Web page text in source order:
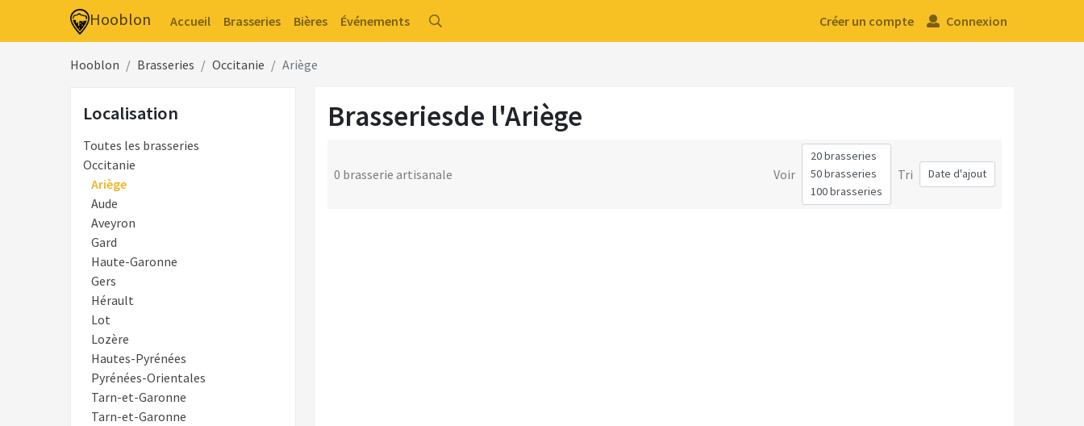
Hooblon Accueil Brasseries Bières Événements Créer un compte Connexion
Hooblon Brasseries Occitanie Ariège
Localisation
Toutes les brasseries
Occitanie
Ariège
Aude
Aveyron
Gard
Haute-Garonne
Gers
Hérault
Lot
Lozère
Hautes-Pyrénées
Pyrénées-Orientales
Tarn-et-Garonne
Tarn-et-Garonne
Brasseriesde l'Ariège
0 brasserie artisanale Voir Tri